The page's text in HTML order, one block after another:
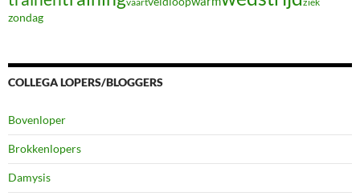
zondag
COLLEGA LOPERS/BLOGGERS
Bovenloper
Brokkenlopers
Damysis